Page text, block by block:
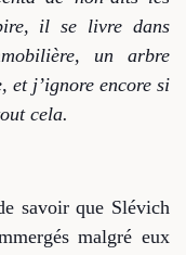
il se livre dans
un arbre
et j’ignore encore si
cela.
savoir que Slévich
malgré eux